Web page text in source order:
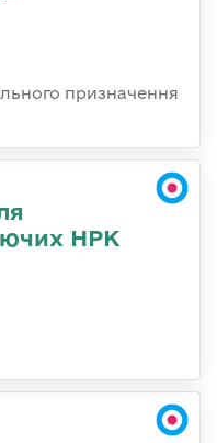
призначення
НРК